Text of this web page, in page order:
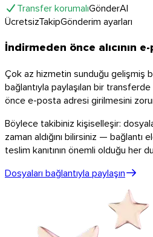
Transfer korumalıGönderAl
ÜcretsizTakipGönderim ayarları
İndirmeden önce alıcının e-
Çok az hizmetin sunduğu gelişmiş
bağlantıyla paylaşılan bir
önce e-posta adresi girilmesini
Böylece takibiniz kişiselleşir:
zaman aldığını bilirsiniz — bağlantı
teslim kanıtının önemli olduğu her
Dosyaları bağlantıyla paylaşın